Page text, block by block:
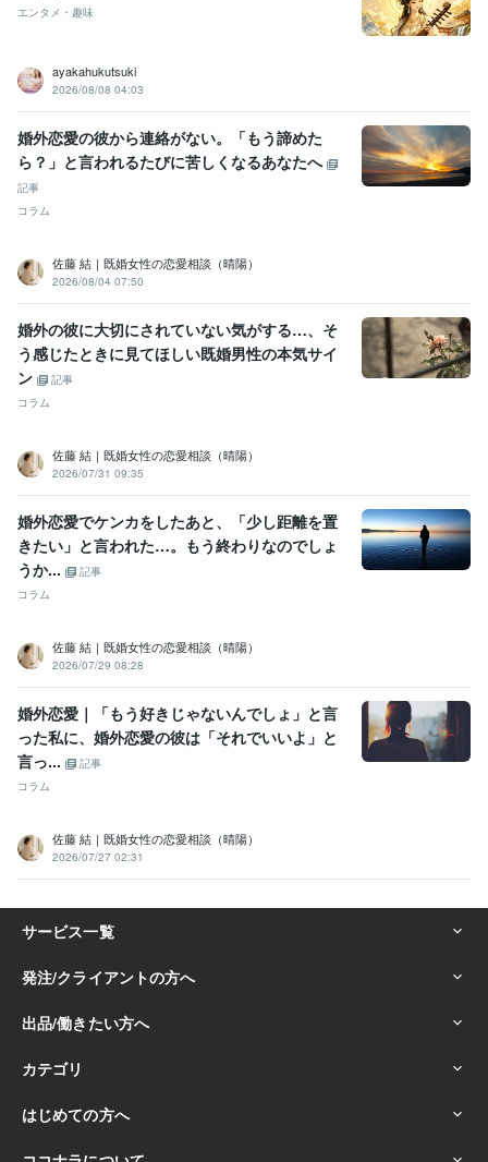
エンタメ・趣味
ayakahukutsuki
2026/08/08 04:03
婚外恋愛の彼から連絡がない。「もう諦めた
ら？」と言われるたびに苦しくなるあなたへ
記事
コラム
佐藤 結｜既婚女性の恋愛相談（晴陽）
2026/08/04 07:50
婚外の彼に大切にされていない気がする…、そ
う感じたときに見てほしい既婚男性の本気サイ
ン
記事
コラム
佐藤 結｜既婚女性の恋愛相談（晴陽）
2026/07/31 09:35
婚外恋愛でケンカをしたあと、「少し距離を置
きたい」と言われた…。もう終わりなのでしょ
うか...
記事
コラム
佐藤 結｜既婚女性の恋愛相談（晴陽）
2026/07/29 08:28
婚外恋愛｜「もう好きじゃないんでしょ」と言
った私に、婚外恋愛の彼は「それでいいよ」と
言っ...
記事
コラム
佐藤 結｜既婚女性の恋愛相談（晴陽）
2026/07/27 02:31